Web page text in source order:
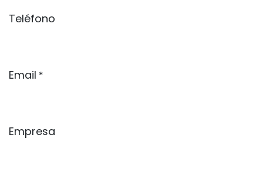
Teléfono
Email *
Empresa